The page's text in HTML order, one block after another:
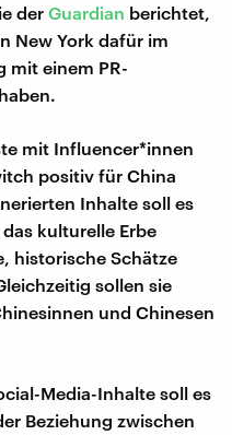
der Guardian berichtet,
New York dafür im
mit einem PR-
mit Influencer*innen
positiv für China
Inhalte soll es
kulturelle Erbe
historische Schätze
sollen sie
und Chinesen
Media-Inhalte soll es
Beziehung zwischen